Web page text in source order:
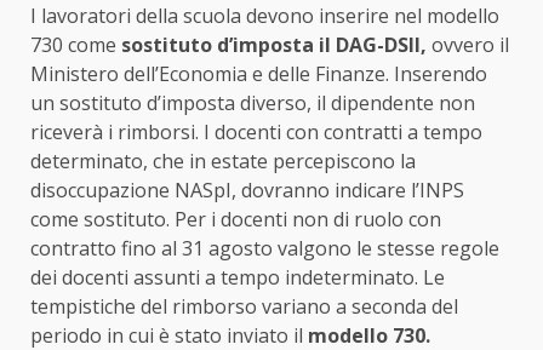
I lavoratori della scuola devono inserire nel modello
730 come sostituto d’imposta il DAG-DSII, ovvero il
Ministero dell’Economia e delle Finanze. Inserendo
un sostituto d’imposta diverso, il dipendente non
riceverà i rimborsi. I docenti con contratti a tempo
determinato, che in estate percepiscono la
disoccupazione NASpI, dovranno indicare l’INPS
come sostituto. Per i docenti non di ruolo con
contratto fino al 31 agosto valgono le stesse regole
dei docenti assunti a tempo indeterminato. Le
tempistiche del rimborso variano a seconda del
periodo in cui è stato inviato il modello 730.